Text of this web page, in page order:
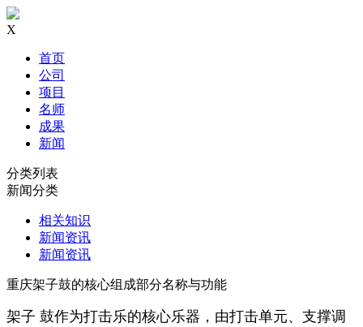
X
首页
公司
项目
名师
成果
新闻
分类列表
新闻分类
相关知识
新闻资讯
新闻资讯
重庆架子鼓的核心组成部分名称与功能
架子 鼓作为打击乐的核心乐器，由打击单元、支撑调